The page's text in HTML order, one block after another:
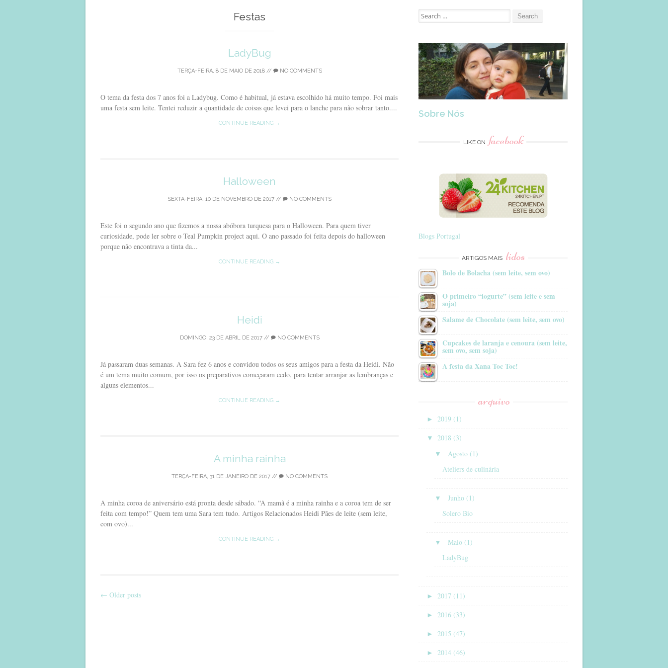
Festas
LadyBug
TERÇA-FEIRA, 8 DE MAIO DE 2018// NO COMMENTS
O tema da festa dos 7 anos foi a Ladybug. Como é habitual, já estava escolhido há muito tempo. Foi mais
uma festa sem leite. Tentei reduzir a quantidade de coisas que levei para o lanche para não sobrar tanto....
CONTINUE READING →
Halloween
SEXTA-FEIRA, 10 DE NOVEMBRO DE 2017 // NO COMMENTS
Este foi o segundo ano que fizemos a nossa abóbora turquesa para o Halloween. Para quem tiver
curiosidade, pode ler sobre o Teal Pumpkin project aqui. O ano passado foi feita depois do halloween
porque não encontrava a tinta da...
CONTINUE READING →
Heidi
DOMINGO, 23 DE ABRIL DE 2017// NO COMMENTS
Já passaram duas semanas. A Sara fez 6 anos e convidou todos os seus amigos para a festa da Heidi. Não
é um tema muito comum, por isso os preparativos começaram cedo, para tentar arranjar as lembranças e
alguns elementos...
CONTINUE READING →
A minha rainha
TERÇA-FEIRA, 31 DE JANEIRO DE 2017 // NO COMMENTS
A minha coroa de aniversário está pronta desde sábado. “A mamã é a minha rainha e a coroa tem de ser
feita com tempo!” Quem tem uma Sara tem tudo. Artigos Relacionados Heidi Pães de leite (sem leite,
com ovo)...
CONTINUE READING →
Post
← Older posts
Search
for:
Sobre Nós
LIKE ON facebook
Blogs Portugal
ARTIGOS MAIS lidos
Bolo de Bolacha (sem leite, sem ovo)
O primeiro “iogurte” (sem leite e sem
soja)
Salame de Chocolate (sem leite, sem ovo)
Cupcakes de laranja e cenoura (sem leite,
sem ovo, sem soja)
A festa da Xana Toc Toc!
arquivo
► 2019 (1)
▼ 2018 (3)
▼
Agosto (1)
Ateliers de culinária
▼
Junho (1)
Solero Bio
▼
Maio (1)
LadyBug
► 2017 (11)
► 2016 (33)
► 2015 (47)
► 2014 (46)